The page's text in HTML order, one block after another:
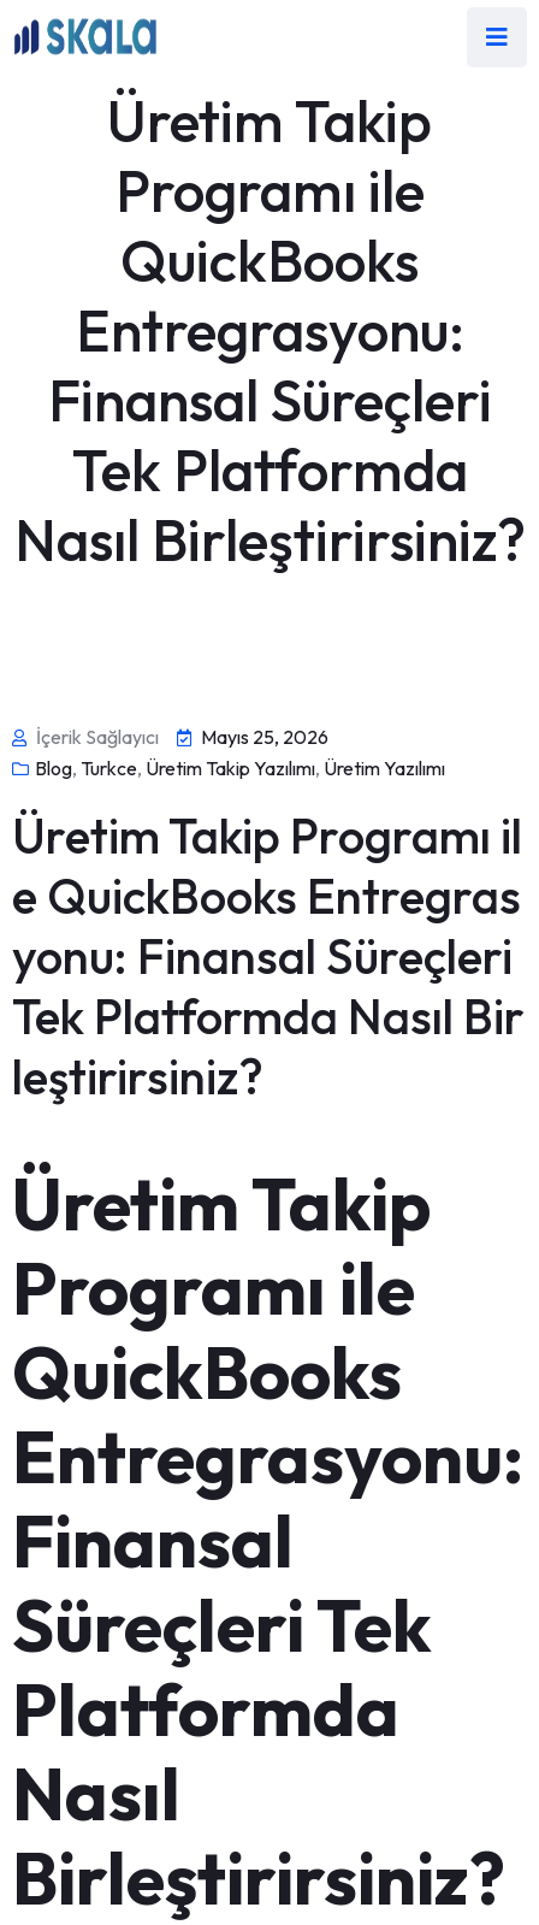
Üretim Takip
Programı ile
QuickBooks
Entregrasyonu:
Finansal Süreçleri
Tek Platformda
Nasıl Birleştirirsiniz?
İçerik Sağlayıcı
Mayıs 25, 2026
Blog, Turkce, Üretim Takip Yazılımı, Üretim Yazılımı
Üretim Takip Programı il
e QuickBooks Entregras
yonu: Finansal Süreçleri
Tek Platformda Nasıl Bir
leştirirsiniz?
Üretim Takip
Programı ile
QuickBooks
Entregrasyonu:
Finansal
Süreçleri Tek
Platformda
Nasıl
Birleştirirsiniz?